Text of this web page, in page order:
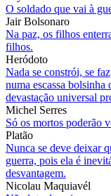
O soldado que vai à
Jair Bolsonaro
Na paz, os filhos
filhos.
Heródoto
Nada se constrói, se
numa escassa
devastação universal
Michel Serres
Só os mortos poderão
Platão
Nunca se deve deixar
guerra, pois ela é
desvantagem.
Nicolau Maquiavél